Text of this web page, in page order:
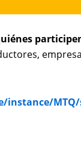
instance/